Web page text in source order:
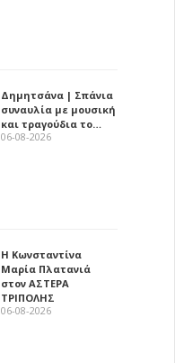
Δημητσάνα | Σπάνια
συναυλία με μουσική
και τραγούδια το…
06-08-2026
Η Κωνσταντίνα
Μαρία Πλατανιά
στον ΑΣΤΕΡΑ
ΤΡΙΠΟΛΗΣ
06-08-2026